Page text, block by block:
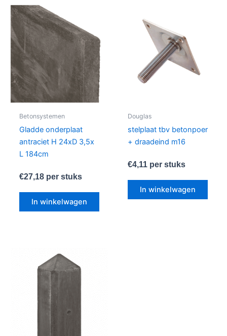
Betonsystemen
Gladde onderplaat
antraciet H 24xD 3,5x
L 184cm
€27,18per stuks
In winkelwagen
Douglas
stelplaat tbv betonpoer
+ draadeind m16
€4,11per stuks
In winkelwagen